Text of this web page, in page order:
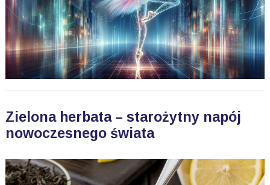
Zielona herbata – starożytny napój
nowoczesnego świata